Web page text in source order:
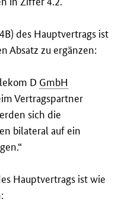
des Hauptvertrags ist
Absatz zu ergänzen:
D GmbH
Vertragspartner
sich die
bilateral auf ein
Hauptvertrags ist wie